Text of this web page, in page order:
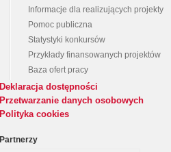
Informacje dla realizujących projekty
Pomoc publiczna
Statystyki konkursów
Przykłady finansowanych projektów
Baza ofert pracy
Deklaracja dostępności
Przetwarzanie danych osobowych
Polityka cookies
Partnerzy